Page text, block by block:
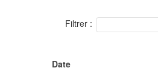
Filtrer :
Date